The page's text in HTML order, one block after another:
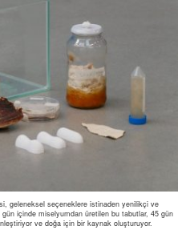
geleneksel seçeneklere istinaden yenilikçi ve
içinde miselyumdan üretilen bu tabutlar, 45 gün
ve doğa için bir kaynak oluşturuyor.